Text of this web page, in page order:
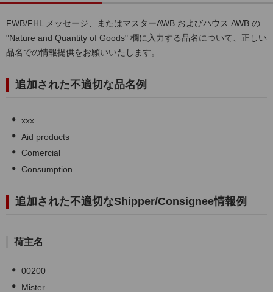
FWB/FHL メッセージ、またはマスターAWB およびハウス AWB の
"Nature and Quantity of Goods" 欄に入力する品名について、正しい
品名での情報提供をお願いいたします。
追加された不適切な品名例
xxx
Aid products
Comercial
Consumption
追加された不適切なShipper/Consignee情報例
荷主名
00200
Mister